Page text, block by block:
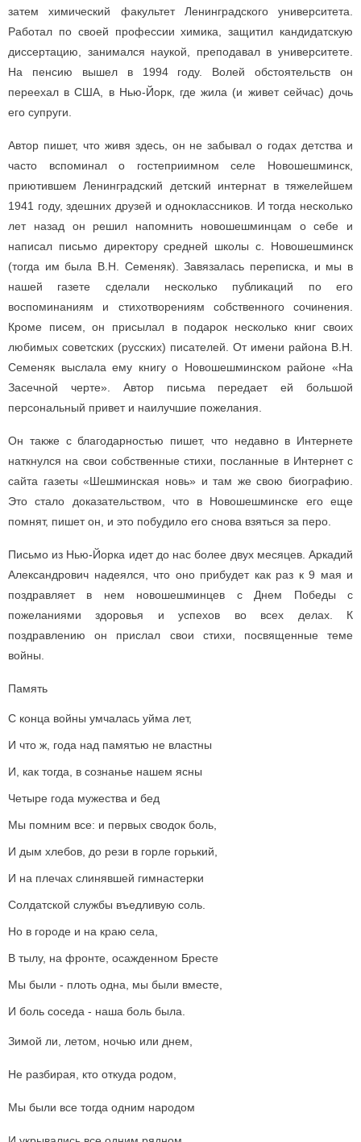
затем химический факультет Ленинградского университета.
Работал по своей профессии химика, защитил кандидатскую
диссертацию, занимался наукой, преподавал в университете.
На пенсию вышел в 1994 году. Волей обстоятельств он
переехал в США, в Нью-Йорк, где жила (и живет сейчас) дочь
его супруги.
Автор пишет, что живя здесь, он не забывал о годах детства и
часто вспоминал о гостеприимном селе Новошешминск,
приютившем Ленинградский детский интернат в тяжелейшем
1941 году, здешних друзей и одноклассников. И тогда несколько
лет назад он решил напомнить новошешминцам о себе и
написал письмо директору средней школы с. Новошешминск
(тогда им была В.Н. Семеняк). Завязалась переписка, и мы в
нашей газете сделали несколько публикаций по его
воспоминаниям и стихотворениям собственного сочинения.
Кроме писем, он присылал в подарок несколько книг своих
любимых советских (русских) писателей. От имени района В.Н.
Семеняк выслала ему книгу о Новошешминском районе «На
Засечной черте». Автор письма передает ей большой
персональный привет и наилучшие пожелания.
Он также с благодарностью пишет, что недавно в Интернете
наткнулся на свои собственные стихи, посланные в Интернет с
сайта газеты «Шешминская новь» и там же свою биографию.
Это стало доказательством, что в Новошешминске его еще
помнят, пишет он, и это побудило его снова взяться за перо.
Письмо из Нью-Йорка идет до нас более двух месяцев. Аркадий
Александрович надеялся, что оно прибудет как раз к 9 мая и
поздравляет в нем новошешминцев с Днем Победы с
пожеланиями здоровья и успехов во всех делах. К
поздравлению он прислал свои стихи, посвященные теме
войны.
Память
С конца войны умчалась уйма лет,
И что ж, года над памятью не властны
И, как тогда, в сознанье нашем ясны
Четыре года мужества и бед
Мы помним все: и первых сводок боль,
И дым хлебов, до рези в горле горький,
И на плечах слинявшей гимнастерки
Солдатской службы въедливую соль.
Но в городе и на краю села,
В тылу, на фронте, осажденном Бресте
Мы были - плоть одна, мы были вместе,
И боль соседа - наша боль была.
Зимой ли, летом, ночью или днем,
Не разбирая, кто откуда родом,
Мы были все тогда одним народом